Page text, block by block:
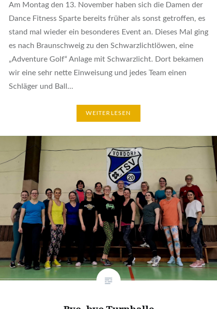
Am Montag den 13. November haben sich die Damen der
Dance Fitness Sparte bereits früher als sonst getroffen, es
stand mal wieder ein besonderes Event an. Dieses Mal ging
es nach Braunschweig zu den Schwarzlichtlöwen, eine
„Adventure Golf“ Anlage mit Schwarzlicht. Dort bekamen
wir eine sehr nette Einweisung und jedes Team einen
Schläger und Ball…
WEITERLESEN